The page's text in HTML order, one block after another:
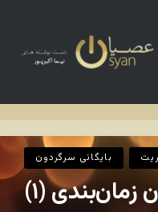
بایگانی سرگردون
(۱)